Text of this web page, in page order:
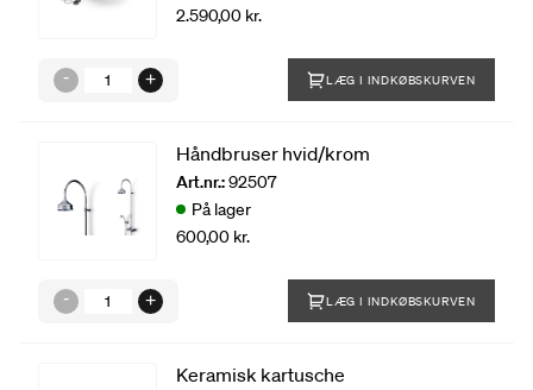
2.590,00 kr.
LÆG I INDKØBSKURVEN
Håndbruser hvid/krom
Art.nr.:92507
På lager
600,00 kr.
LÆG I INDKØBSKURVEN
Keramisk kartusche